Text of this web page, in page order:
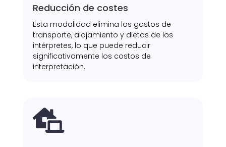
Reducción de costes
Esta modalidad elimina los gastos de
transporte, alojamiento y dietas de los
intérpretes, lo que puede reducir
significativamente los costos de
interpretación.
